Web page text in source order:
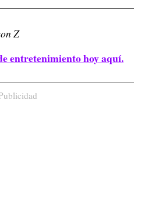
Z
entretenimiento hoy aquí.